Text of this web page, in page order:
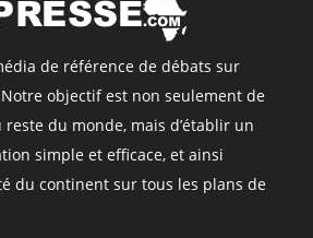
de référence de débats sur
objectif est non seulement de
reste du monde, mais d’établir un
simple et efficace, et ainsi
du continent sur tous les plans de